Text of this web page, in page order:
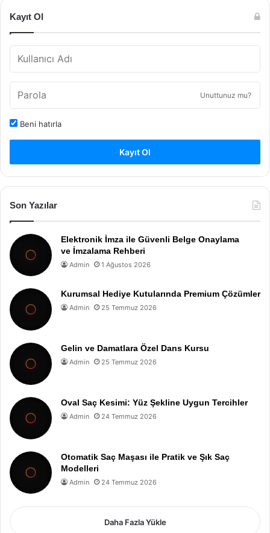
Kayıt Ol
Unuttunuz mu?
Beni hatırla
Kayıt Ol
Son Yazılar
Elektronik İmza ile Güvenli Belge Onaylama
ve İmzalama Rehberi
Admin 1 Ağustos 2026
Kurumsal Hediye Kutularında Premium Çözümler
Admin 25 Temmuz 2026
Gelin ve Damatlara Özel Dans Kursu
Admin 25 Temmuz 2026
Oval Saç Kesimi: Yüz Şekline Uygun Tercihler
Admin 24 Temmuz 2026
Otomatik Saç Maşası ile Pratik ve Şık Saç
Modelleri
Admin 24 Temmuz 2026
Daha Fazla Yükle